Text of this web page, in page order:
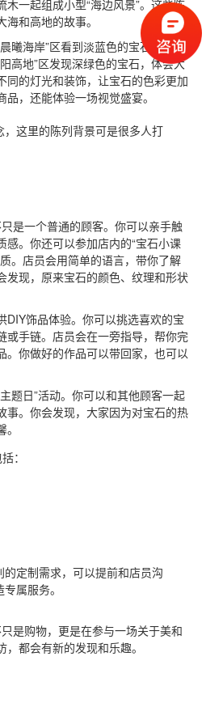
一起组成小型“海边风景”。这些陈
和高地的故事。
曦海岸”区看到淡蓝色的宝石，感受
高地”区发现深绿色的宝石，体会大
同的灯光和装饰，让宝石的色彩更加
，还能体验一场视觉盛宴。
这里的陈列背景可是很多人打
是一个普通的顾客。你可以亲手触
感。你还可以参加店内的“宝石小课
。店员会用简单的语言，带你了解
发现，原来宝石的颜色、纹理和形状
DIY饰品体验。你可以挑选喜欢的宝
或手链。店员会在一旁指导，帮你完
。你做好的作品可以带回家，也可以
题日”活动。你可以和其他顾客一起
事。你会发现，大家因为对宝石的热
：
定制需求，可以提前和店员沟
属服务。
是购物，更是在参与一场关于美和
都会有新的发现和乐趣。